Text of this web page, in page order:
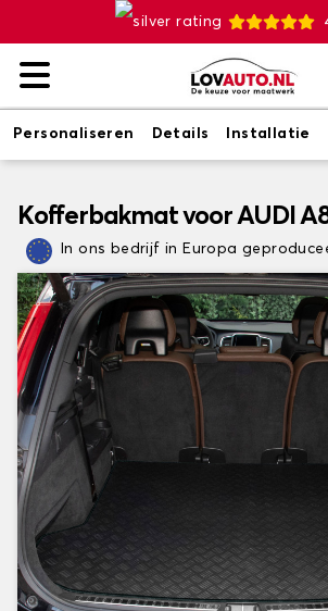
Personaliseren Details Installatie
Kofferbakmat voor AUDI
In ons bedrijf in Europa